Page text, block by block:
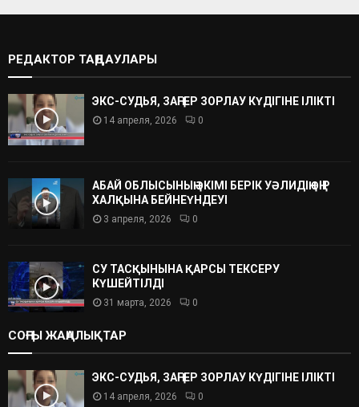
РЕДАКТОР ТАҢДАУЛАРЫ
ЭКС-СУДЬЯ, ЗАҢГЕР ЗОРЛАУ КҮДІГІНЕ ІЛІКТІ
14 апреля, 2026 0
АБАЙ ОБЛЫСЫНЫҢ ӘКІМІ БЕРІК УӘЛИДІҢ ӨҢІР
ХАЛҚЫНА БЕЙНЕҮНДЕУІ
3 апреля, 2026 0
СУ ТАСҚЫНЫНА ҚАРСЫ ТЕКСЕРУ
КҮШЕЙТІЛДІ
31 марта, 2026 0
СОҢҒЫ ЖАҢАЛЫҚТАР
ЭКС-СУДЬЯ, ЗАҢГЕР ЗОРЛАУ КҮДІГІНЕ ІЛІКТІ
14 апреля, 2026 0